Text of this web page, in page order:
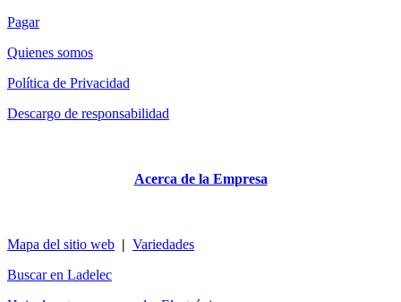
Pagar
Quienes somos
Política de Privacidad
Descargo de responsabilidad
Acerca de la Empresa
Mapa del sitio web | Variedades
Buscar en Ladelec